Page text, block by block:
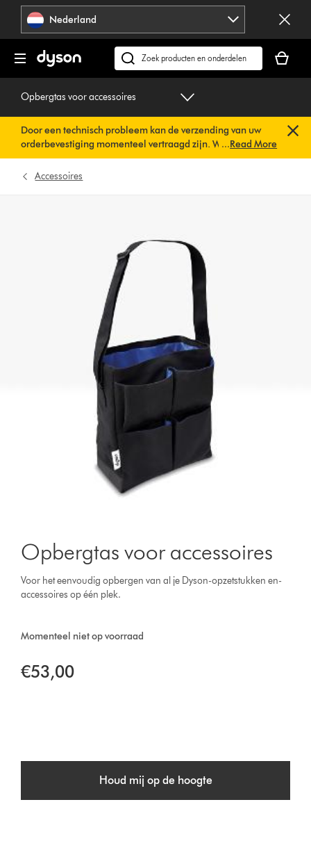
Navigatie
overslaan
Nederland
Zoek
op
dyson.nl
is
Opbergtas voor accessoires
Door een technisch probleem kan de verzending van uw
orderbevestiging momenteel vertraagd zijn. We werken al
aan een snelle oplossing.U hoeft verder niets te doen. Uw
orderbevestiging wordt binnenkort automatisch naar u
...Read More
Accessoires
Opbergtas voor accessoires
Voor het eenvoudig opbergen van al je Dyson-opzetstukken en-
accessoires op één plek.
Momenteel niet op voorraad
€53,00
Houd mij op de hoogte